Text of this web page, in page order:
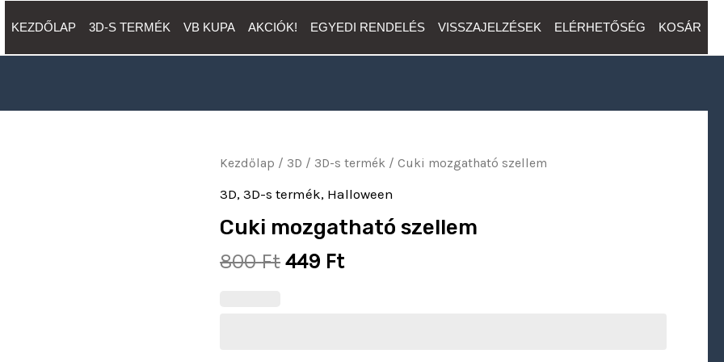
KEZDŐLAP 3D-S TERMÉK VB KUPA AKCIÓK! EGYEDI RENDELÉS VISSZAJELZÉSEK ELÉRHETŐSÉG KOSÁR
Kezdőlap / 3D / 3D-s termék / Cuki mozgatható szellem
3D,3D-s termék, Halloween
Cuki mozgatható szellem
800Ft
Original
price
was:
800 Ft.
449 Ft
Current
price
449 Ft.
Cuki
mennyiség